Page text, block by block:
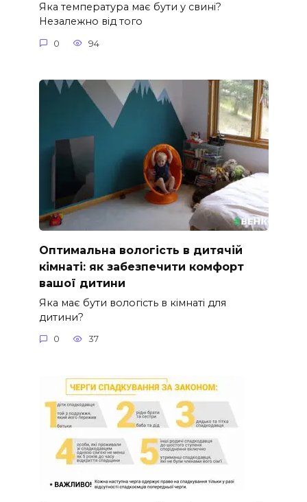
Яка температура має бути у свині?
Незалежно від того
0 94
Оптимальна вологість в дитячій
кімнаті: як забезпечити комфорт
вашої дитини
Яка має бути вологість в кімнаті для
дитини?
0 37